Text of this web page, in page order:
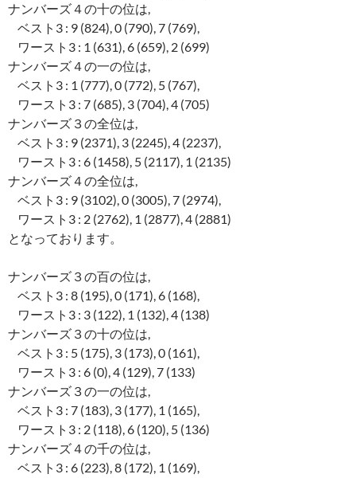
ナンバーズ４の十の位は,
ベスト3 : 9 (824), 0 (790), 7 (769),
ワースト3 : 1 (631), 6 (659), 2 (699)
ナンバーズ４の一の位は,
ベスト3 : 1 (777), 0 (772), 5 (767),
ワースト3 : 7 (685), 3 (704), 4 (705)
ナンバーズ３の全位は,
ベスト3 : 9 (2371), 3 (2245), 4 (2237),
ワースト3 : 6 (1458), 5 (2117), 1 (2135)
ナンバーズ４の全位は,
ベスト3 : 9 (3102), 0 (3005), 7 (2974),
ワースト3 : 2 (2762), 1 (2877), 4 (2881)
となっております。
ナンバーズ３の百の位は,
ベスト3 : 8 (195), 0 (171), 6 (168),
ワースト3 : 3 (122), 1 (132), 4 (138)
ナンバーズ３の十の位は,
ベスト3 : 5 (175), 3 (173), 0 (161),
ワースト3 : 6 (0), 4 (129), 7 (133)
ナンバーズ３の一の位は,
ベスト3 : 7 (183), 3 (177), 1 (165),
ワースト3 : 2 (118), 6 (120), 5 (136)
ナンバーズ４の千の位は,
ベスト3 : 6 (223), 8 (172), 1 (169),